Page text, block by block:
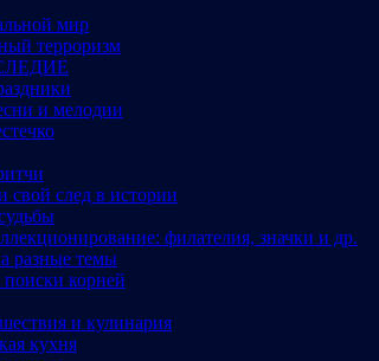
мир
терроризм
и мелодии
свой след в истории
филателия, значки и др.
разные темы
поиски корней
и кулинария
кухня